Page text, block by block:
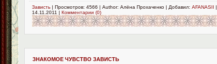
Зависть | Просмотров: 4566 | Author: Алёна Прохаченко | Добавил: AFANASII
14.11.2011 | Комментарии (0)
ЗНАКОМОЕ ЧУВСТВО ЗАВИСТЬ